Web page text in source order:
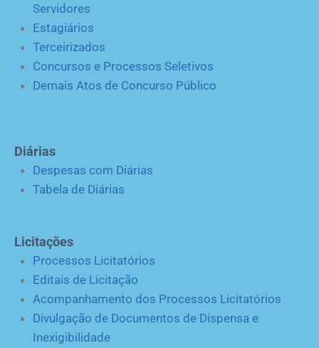
Servidores
Estagiários
Terceirizados
Concursos e Processos Seletivos
Demais Atos de Concurso Público
Diárias
Despesas com Diárias
Tabela de Diárias
Licitações
Processos Licitatórios
Editais de Licitação
Acompanhamento dos Processos Licitatórios
Divulgação de Documentos de Dispensa e
Inexigibilidade